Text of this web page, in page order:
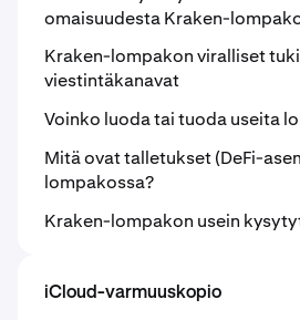
omaisuudesta Kraken-
Kraken-lompakon viralliset
viestintäkanavat
Voinko luoda tai tuoda useita
Mitä ovat talletukset (DeFi-
lompakossa?
Kraken-lompakon usein
iCloud-varmuuskopio